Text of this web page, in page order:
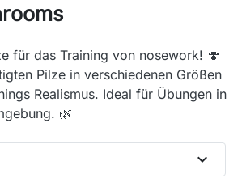
für das Training von nosework! 🍄
Pilze in verschiedenen Größen
Realismus. Ideal für Übungen in
🌿
expand_more